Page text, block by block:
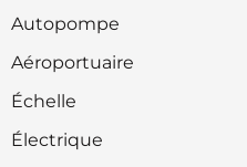
Autopompe
Aéroportuaire
Échelle
Électrique